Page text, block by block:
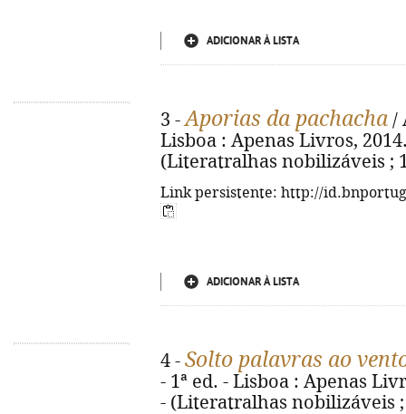
ADICIONAR À LISTA
3 -Aporias da pachacha /
Lisboa : Apenas Livros,
(Literatralhas nobilizáveis ;
Link persistente: http://
ADICIONAR À LISTA
4 - Solto palavras ao
- 1ª ed. - Lisboa : Apenas
- (Literatralhas nobilizáveis ;